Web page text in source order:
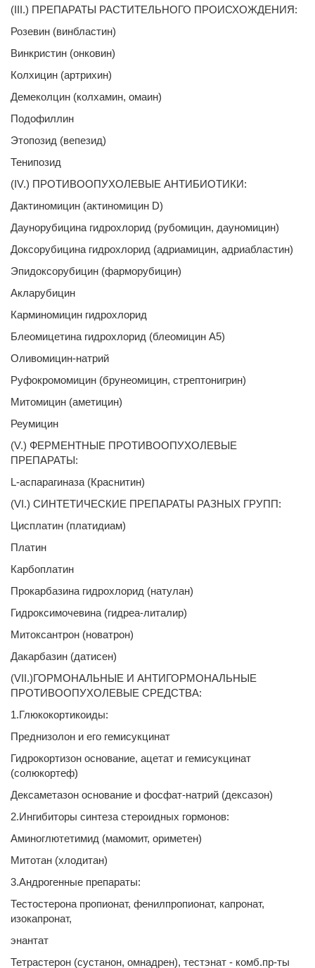
(III.) ПРЕПАРАТЫ РАСТИТЕЛЬНОГО ПРОИСХОЖДЕНИЯ:
Розевин (винбластин)
Винкристин (онковин)
Колхицин (артрихин)
Демеколцин (колхамин, омаин)
Подофиллин
Этопозид (вепезид)
Тенипозид
(IV.) ПРОТИВООПУХОЛЕВЫЕ АНТИБИОТИКИ:
Дактиномицин (актиномицин D)
Даунорубицина гидрохлорид (рубомицин, дауномицин)
Доксорубицина гидрохлорид (адриамицин, адриабластин)
Эпидоксорубицин (фарморубицин)
Акларубицин
Карминомицин гидрохлорид
Блеомицетина гидрохлорид (блеомицин А5)
Оливомицин-натрий
Руфокромомицин (брунеомицин, стрептонигрин)
Митомицин (аметицин)
Реумицин
(V.) ФЕРМЕНТНЫЕ ПРОТИВООПУХОЛЕВЫЕ
ПРЕПАРАТЫ:
L-аспарагиназа (Краснитин)
(VI.) СИНТЕТИЧЕСКИЕ ПРЕПАРАТЫ РАЗНЫХ ГРУПП:
Цисплатин (платидиам)
Платин
Карбоплатин
Прокарбазина гидрохлорид (натулан)
Гидроксимочевина (гидреа-литалир)
Митоксантрон (новатрон)
Дакарбазин (датисен)
(VII.)ГОРМОНАЛЬНЫЕ И АНТИГОРМОНАЛЬНЫЕ
ПРОТИВООПУХОЛЕВЫЕ СРЕДСТВА:
1.Глюкокортикоиды:
Преднизолон и его гемисукцинат
Гидрокортизон основание, ацетат и гемисукцинат
(солюкортеф)
Дексаметазон основание и фосфат-натрий (дексазон)
2.Ингибиторы синтеза стероидных гормонов:
Аминоглютетимид (мамомит, ориметен)
Митотан (хлодитан)
3.Андрогенные препараты:
Тестостерона пропионат, фенилпропионат, капронат,
изокапронат,
энантат
Тетрастерон (сустанон, омнадрен), тестэнат - комб.пр-ты